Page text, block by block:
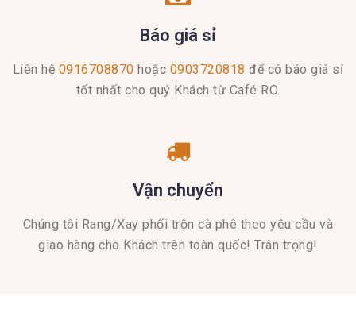
Báo giá sỉ
Liên hệ 0916708870 hoặc 0903720818 để có báo giá sỉ
tốt nhất cho quý Khách từ Café RO.
Vận chuyển
Chúng tôi Rang/Xay phối trộn cà phê theo yêu cầu và
giao hàng cho Khách trên toàn quốc! Trân trọng!